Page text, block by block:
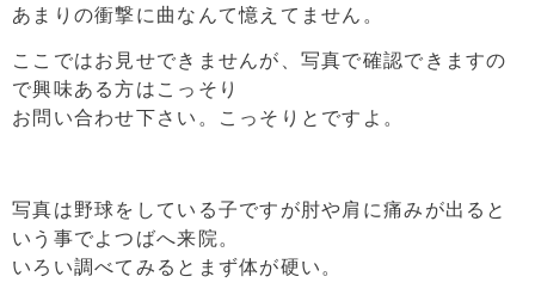
あまりの衝撃に曲なんて憶えてません。
ここではお見せできませんが、写真で確認できますの
で興味ある方はこっそり
お問い合わせ下さい。こっそりとですよ。
写真は野球をしている子ですが肘や肩に痛みが出ると
いう事でよつばへ来院。
いろい調べてみるとまず体が硬い。